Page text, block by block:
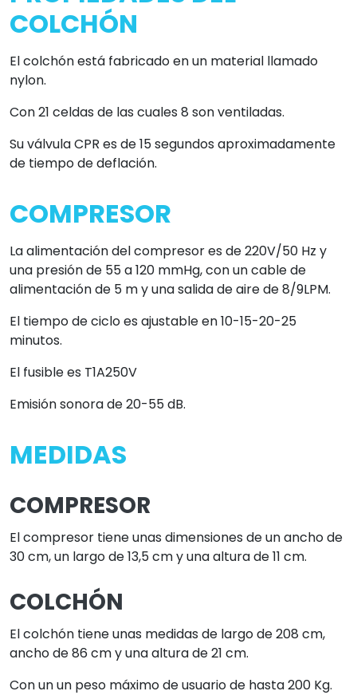
COLCHÓN
El colchón está fabricado en un material llamado
nylon.
Con 21 celdas de las cuales 8 son ventiladas.
Su válvula CPR es de 15 segundos aproximadamente
de tiempo de deflación.
COMPRESOR
La alimentación del compresor es de 220V/50 Hz y
una presión de 55 a 120 mmHg, con un cable de
alimentación de 5 m y una salida de aire de 8/9LPM.
El tiempo de ciclo es ajustable en 10-15-20-25
minutos.
El fusible es T1A250V
Emisión sonora de 20-55 dB.
MEDIDAS
COMPRESOR
El compresor tiene unas dimensiones de un ancho de
30 cm, un largo de 13,5 cm y una altura de 11 cm.
COLCHÓN
El colchón tiene unas medidas de largo de 208 cm,
ancho de 86 cm y una altura de 21 cm.
Con un un peso máximo de usuario de hasta 200 Kg.